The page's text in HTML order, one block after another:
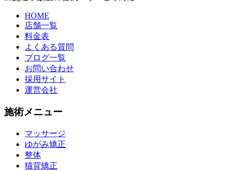
HOME
店舗一覧
料金表
よくある質問
ブログ一覧
お問い合わせ
採用サイト
運営会社
施術メニュー
マッサージ
ゆがみ矯正
整体
猫背矯正